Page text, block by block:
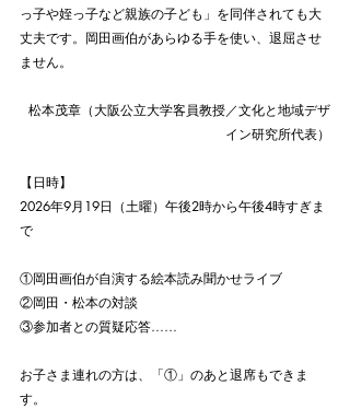
っ子や姪っ子など親族の子ども」を同伴されても大
丈夫です。岡田画伯があらゆる手を使い、退屈させ
ません。
松本茂章（大阪公立大学客員教授／文化と地域デザ
イン研究所代表）
【日時】
2026年9月19日（土曜） 午後2時から午後4時すぎま
で
①岡田画伯が自演する絵本読み聞かせライブ
②岡田・松本の対談
③参加者との質疑応答……
お子さま連れの方は、「①」のあと退席もできま
す。